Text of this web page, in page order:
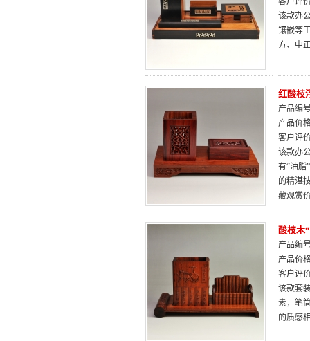
该款办
镶嵌等
方、中
红酸枝
产品编
产品价
客户评
该款办
有“油脂
的精湛
藏观赏
酸枝木
产品编
产品价
客户评
该款套
素，笔
的质感